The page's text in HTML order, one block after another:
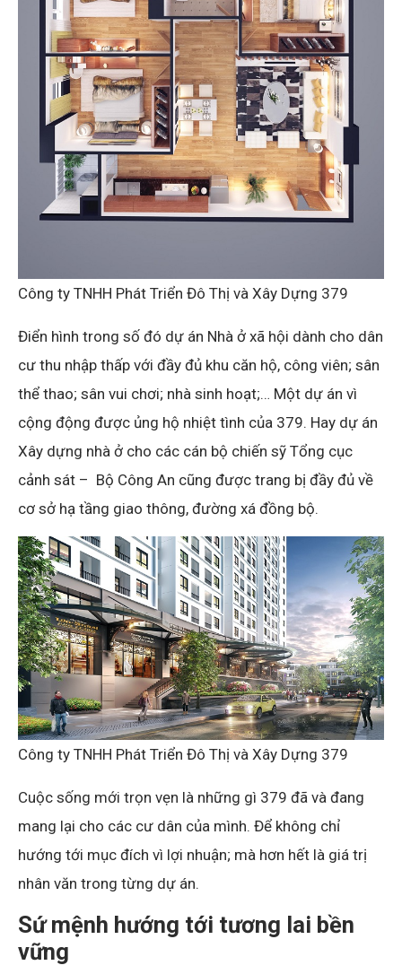
Công ty TNHH Phát Triển Đô Thị và Xây Dựng 379
Điển hình trong số đó dự án Nhà ở xã hội dành cho dân
cư thu nhập thấp với đầy đủ khu căn hộ, công viên; sân
thể thao; sân vui chơi; nhà sinh hoạt;… Một dự án vì
cộng động được ủng hộ nhiệt tình của 379. Hay dự án
Xây dựng nhà ở cho các cán bộ chiến sỹ Tổng cục
cảnh sát – Bộ Công An cũng được trang bị đầy đủ về
cơ sở hạ tầng giao thông, đường xá đồng bộ.
Công ty TNHH Phát Triển Đô Thị và Xây Dựng 379
Cuộc sống mới trọn vẹn là những gì 379 đã và đang
mang lại cho các cư dân của mình. Để không chỉ
hướng tới mục đích vì lợi nhuận; mà hơn hết là giá trị
nhân văn trong từng dự án.
Sứ mệnh hướng tới tương lai bền
vững